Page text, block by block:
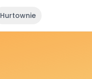
Hurtownie